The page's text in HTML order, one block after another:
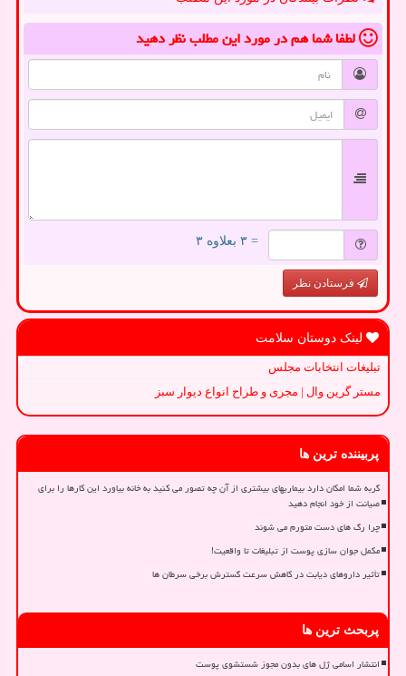
لطفا شما همدر مورد این مطلبنظر دهید
= ۳ بعلاوه ۳
فرستادن نظر
لینک دوستان سلامت
تبلیغات انتخابات مجلس
مستر گرین وال | مجری و طراح انواع دیوار سبز
پربیننده ترین ها
گربه شما امکان دارد بیماریهای بیشتری از آن چه تصور می کنید به خانه بیاورد این کارها را برای
صیانت از خود انجام دهید
چرا رگ های دست متورم می شوند
مکمل جوان سازی پوست از تبلیغات تا واقعیت!
تأثیر داروهای دیابت در کاهش سرعت گسترش برخی سرطان ها
پربحث ترین ها
انتشار اسامی ژل های بدون مجوز شستشوی پوست